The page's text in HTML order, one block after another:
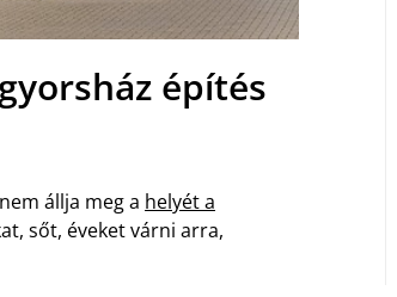
építés
állja meg a helyét a
sőt, éveket várni arra,